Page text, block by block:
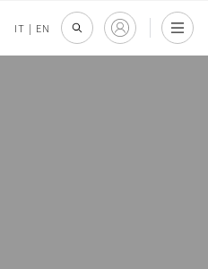
IT | EN